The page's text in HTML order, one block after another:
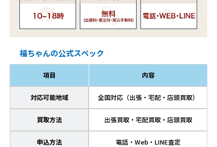
福ちゃんの公式スペック
項目 内容
対応可能地域 全国対応（出張・宅配・店頭買取）
買取方法 出張買取・宅配買取・店頭買取
申込方法 電話・Web・LINE査定